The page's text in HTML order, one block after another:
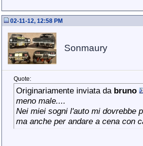
02-11-12, 12:58 PM
Sonmaury
Quote:
Originariamente inviata da bruno
meno male....
Nei miei sogni l'auto mi dovrebbe
ma anche per andare a cena con